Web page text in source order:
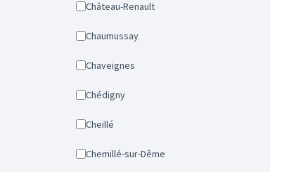
Château-Renault
Chaumussay
Chaveignes
Chédigny
Cheillé
Chemillé-sur-Dême